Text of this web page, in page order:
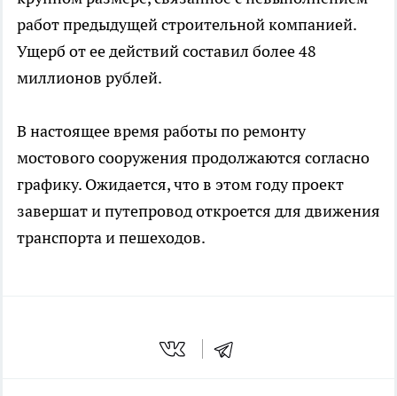
работ предыдущей строительной компанией.
Ущерб от ее действий составил более 48
миллионов рублей.
В настоящее время работы по ремонту
мостового сооружения продолжаются согласно
графику. Ожидается, что в этом году проект
завершат и путепровод откроется для движения
транспорта и пешеходов.